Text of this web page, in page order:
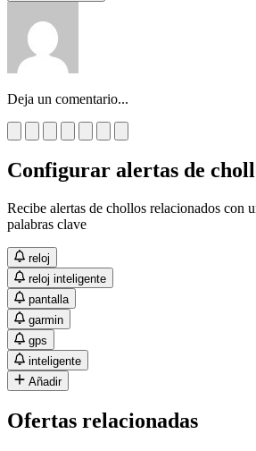
Deja un comentario...
Configurar alertas de
Recibe alertas de chollos relacionados con
palabras clave
reloj
reloj inteligente
pantalla
garmin
gps
inteligente
Añadir
Ofertas relacionadas